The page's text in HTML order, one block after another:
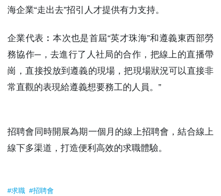
海企業“走出去”招引人才提供有力支持。
企業代表︰本次也是首屆“英才珠海”和遵義東西部勞
務協作─，去進行了人社局的合作，把線上的直播帶
崗，直接投放到遵義的現場，把現場狀況可以直接非
常直觀的表現給遵義想要務工的人員。”
招聘會同時開展為期一個月的線上招聘會，結合線上
線下多渠道，打造便利高效的求職體驗。
#求職 #招聘會